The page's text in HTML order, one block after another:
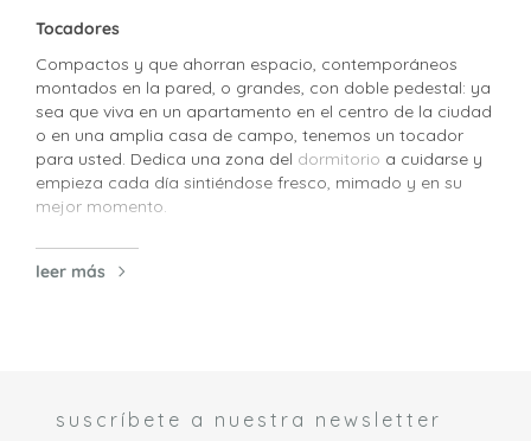
Tocadores
Compactos y que ahorran espacio, contemporáneos
montados en la pared, o grandes, con doble pedestal: ya
sea que viva en un apartamento en el centro de la ciudad
o en una amplia casa de campo, tenemos un tocador
para usted. Dedica una zona del dormitorio a cuidarse y
empieza cada día sintiéndose fresco, mimado y en su
mejor momento.
El espejo templado es un material ideal para los
peinado. El material atemporal hace que sea
leer más
suscríbete a nuestra newsletter